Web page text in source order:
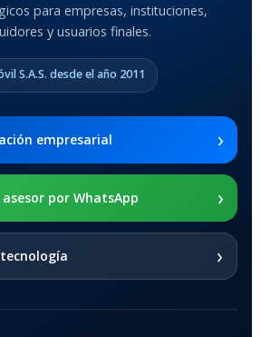
MODELO DE TABLETS
COMPATIBLES
2021 SM-x200 / Samsung
Galaxy Tab A8 10.5 2021 SM-
x205
SOPORTE DE APOYO
para empresas, instituciones,
y usuarios finales.
S.A.S. desde el año 2011
empresarial ›
por WhatsApp ›
›